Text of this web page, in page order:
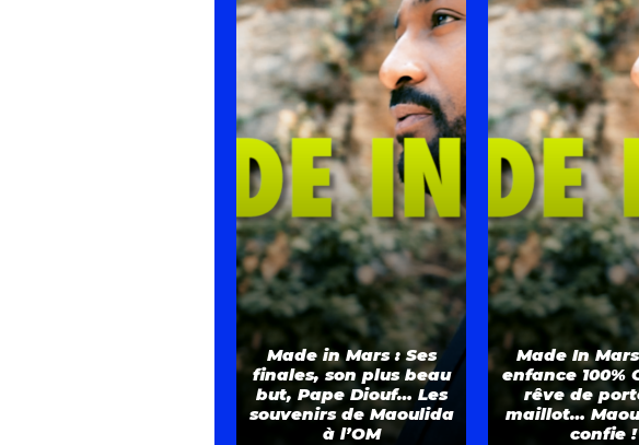
Made in Mars : Ses
finales, son plus beau
but, Pape Diouf… Les
souvenirs de Maoulida
à l’OM
Made In
enfance 100%
rêve de
maillot…
confie !